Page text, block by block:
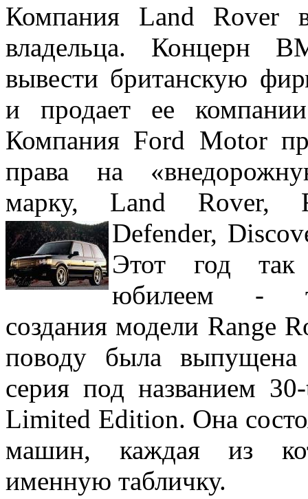
Компания Land Rover
владельца. Концерн
вывести британскую
и продает ее
Компания Ford Motor
права на
марку, Land Rover,
Defender,
Этот год
юбилеем -
создания модели Range
поводу была выпущена
серия под названием
Limited Edition. Она
машин, каждая из
именную табличку.